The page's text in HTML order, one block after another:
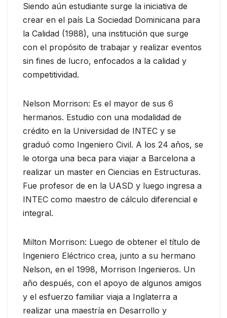
Siendo aún estudiante surge la iniciativa de
crear en el país La Sociedad Dominicana para
la Calidad (1988), una institución que surge
con el propósito de trabajar y realizar eventos
sin fines de lucro, enfocados a la calidad y
competitividad.
Nelson Morrison: Es el mayor de sus 6
hermanos. Estudio con una modalidad de
crédito en la Universidad de INTEC y se
graduó como Ingeniero Civil. A los 24 años, se
le otorga una beca para viajar a Barcelona a
realizar un master en Ciencias en Estructuras.
Fue profesor de en la UASD y luego ingresa a
INTEC como maestro de cálculo diferencial e
integral.
Milton Morrison: Luego de obtener el título de
Ingeniero Eléctrico crea, junto a su hermano
Nelson, en el 1998, Morrison Ingenieros. Un
año después, con el apoyo de algunos amigos
y el esfuerzo familiar viaja a Inglaterra a
realizar una maestría en Desarrollo y